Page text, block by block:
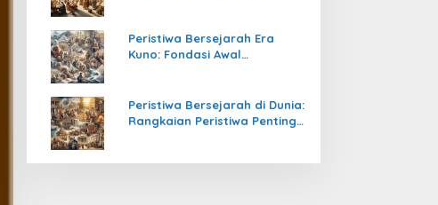
Peristiwa Bersejarah Era
Kuno: Fondasi Awal
Peristiwa Bersejarah di Dunia:
Rangkaian Peristiwa Penting